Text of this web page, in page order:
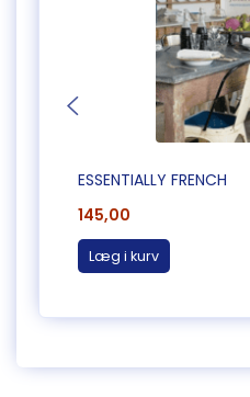
ESSENTIALLY FRENCH
145,00
Læg i kurv